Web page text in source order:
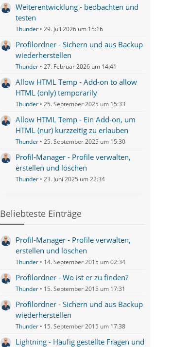
Weiterentwicklung - beobachten und
testen
Thunder 29. Juli 2026 um 15:16
Profilordner - Sichern und aus Backup
wiederherstellen
Thunder 27. Februar 2026 um 14:41
Allow HTML Temp - Add-on to allow
HTML (only) temporarily
Thunder 25. September 2025 um 15:33
Allow HTML Temp - Ein Add-on, um
HTML (nur) kurzzeitig zu erlauben
Thunder 25. September 2025 um 15:30
Profil-Manager - Profile verwalten,
erstellen und löschen
Thunder 23. Juni 2025 um 22:34
Beliebteste Einträge
Profil-Manager - Profile verwalten,
erstellen und löschen
Thunder 14. September 2015 um 02:34
Profilordner - Wo ist er zu finden?
Thunder 15. September 2015 um 17:31
Profilordner - Sichern und aus Backup
wiederherstellen
Thunder 15. September 2015 um 17:38
Lightning - Häufig gestellte Fragen und